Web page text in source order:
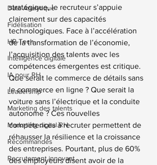
Data Analytique
Fidélisation
HR-Tech
Intelligence digitale
IA pour RH
Leadership
Marketing des talents
Marketing digital RH
Recommandés
Recrutement innovant
stratégique, le recruteur s’appuie
clairement sur des capacités
technologiques. Face à l’accélération
de la transformation de l’économie,
l’acquisition des talents avec les
compétences émergentes est critique.
Que serait le commerce de détails sans
le commerce en ligne ? Que serait la
voiture sans l’électrique et la conduite
autonome ? Ces nouvelles
compétences à recruter permettent de
réhausser la résilience et la croissance
des entreprises. Pourtant, plus de 60%
des employeurs disent avoir de la